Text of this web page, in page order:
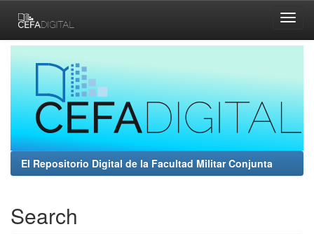
navigation
El Repositorio Digital de la Facultad Militar Conjunta
Search